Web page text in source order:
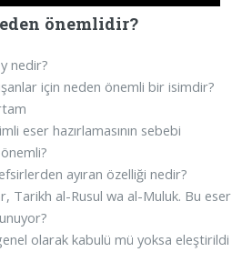
önemlidir?
nedir?
için neden önemli bir isimdir?
eser hazırlamasının sebebi
ayıran özelliği nedir?
Tarikh al-Rusul wa al-Muluk. Bu eser
olarak kabulü mü yoksa eleştirildi